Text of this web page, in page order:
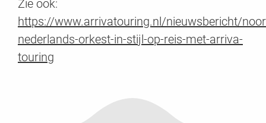
https://www.arrivatouring.nl/nieuwsbericht/
nederlands-orkest-in-stijl-op-reis-met-arriva-
touring